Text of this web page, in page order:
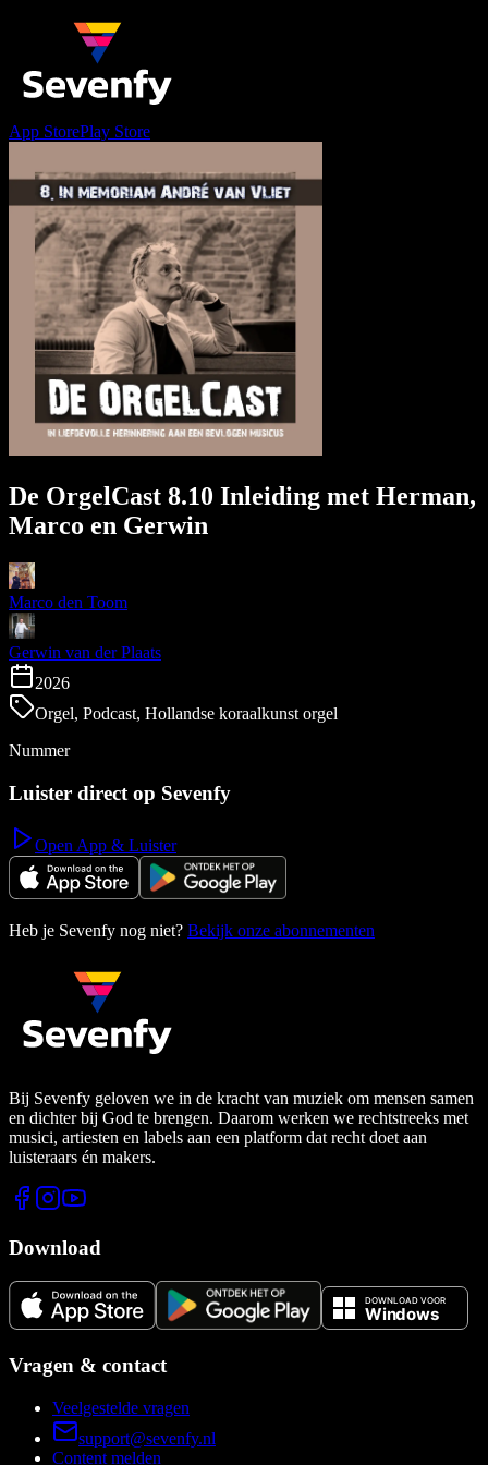
App StorePlay Store
De OrgelCast 8.10 Inleiding met Herman,
Marco en Gerwin
Marco den Toom
Gerwin van der Plaats
2026
Orgel, Podcast, Hollandse koraalkunst orgel
Nummer
Luister direct op Sevenfy
Open App & Luister
Heb je Sevenfy nog niet? Bekijk onze abonnementen
Bij Sevenfy geloven we in de kracht van muziek om mensen samen
en dichter bij God te brengen. Daarom werken we rechtstreeks met
musici, artiesten en labels aan een platform dat recht doet aan
luisteraars én makers.
Download
Vragen & contact
Veelgestelde vragen
support@sevenfy.nl
Content melden